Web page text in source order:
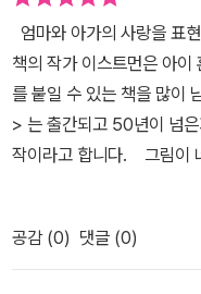
하러 날아갔어요.그새에 아
가 보이질 않아요. 엄마를
다가 그대로 떨어지고 말
러지진 않았고, 씩씩하게
줄 모르니까요. 알 안에서
자서 엄마를 찾아 나섭니다
르고 지나쳤지요.엉뚱한
녀석 맛있겠다'라고 요즘 아
엄마와 아가의 사랑을 표
책의 작가 이스트먼은 아이
를 붙일 수 있는 책을 많이
> 는 출간되고 50년이 넘
작이라고 합니다. 그림이
알을 품고 있는 모습부터
보이자 엄마 새는 아이 새가
해와야겠다고 생각하죠.엄
공감 (0) 댓글 (0)